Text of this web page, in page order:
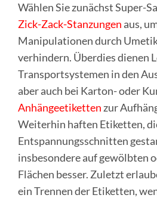
Wählen Sie zunächst Super-
Zick-Zack-Stanzungen aus,
Manipulationen durch
verhindern. Überdies dienen
Transportsystemen in den
aber auch bei Karton- oder
Anhängeetiketten zur
Weiterhin haften Etiketten,
Entspannungsschnitten
insbesondere auf gewölbten
Flächen besser. Zuletzt
ein Trennen der Etiketten,